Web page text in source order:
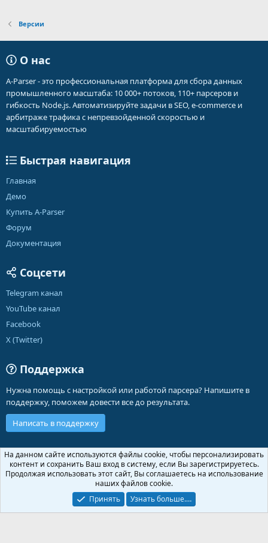
Версии
О нас
A-Parser - это профессиональная платформа для сбора данных
промышленного масштаба: 10 000+ потоков, 110+ парсеров и
гибкость Node.js. Автоматизируйте задачи в SEO, e-commerce и
арбитраже трафика с непревзойденной скоростью и
масштабируемостью
Быстрая навигация
Главная
Демо
Купить A-Parser
Форум
Документация
Соцсети
Telegram канал
YouTube канал
Facebook
X (Twitter)
Поддержка
Нужна помощь с настройкой или работой парсера? Напишите в
поддержку, поможем довести все до результата.
Написать в поддержку
Russian (RU)
Обратная связь
Условия и правила
Политика конфиденциальности
Помощь
Community platform by XenForo ® © 2010-2026 XenForo Ltd.
На данном сайте используются файлы cookie, чтобы персонализировать
контент и сохранить Ваш вход в систему, если Вы зарегистрируетесь.
Продолжая использовать этот сайт, Вы соглашаетесь на использование
наших файлов cookie.
Принять
Узнать больше.…